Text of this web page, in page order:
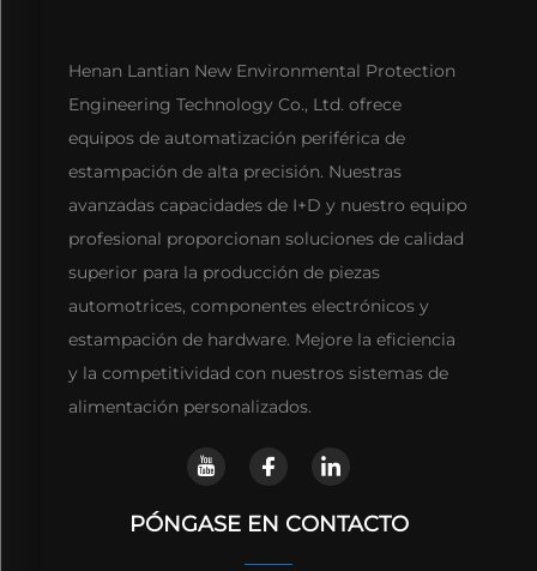
Henan Lantian New Environmental Protection
Engineering Technology Co., Ltd. ofrece
equipos de automatización periférica de
estampación de alta precisión. Nuestras
avanzadas capacidades de I+D y nuestro equipo
profesional proporcionan soluciones de calidad
superior para la producción de piezas
automotrices, componentes electrónicos y
estampación de hardware. Mejore la eficiencia
y la competitividad con nuestros sistemas de
alimentación personalizados.
PÓNGASE EN CONTACTO